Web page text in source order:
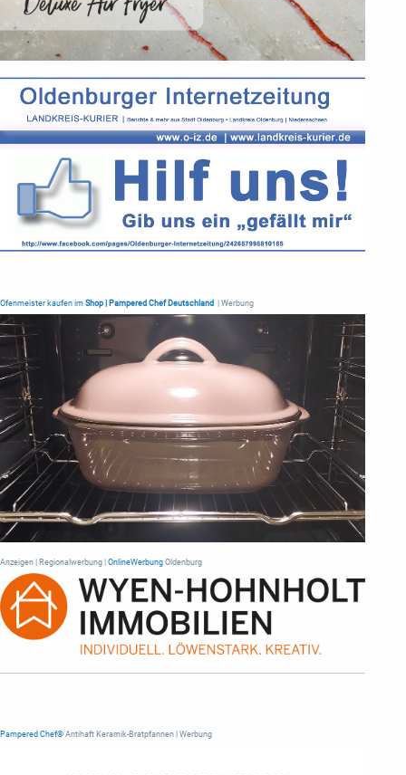
Ofenmeister kaufen im Shop | Pampered Chef Deutschland | Werbung
Anzeigen | Regionalwerbung | OnlineWerbung Oldenburg
Pampered Chef® Antihaft Keramik-Bratpfannen | Werbung